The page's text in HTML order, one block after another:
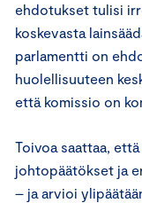
ehdotukset tulisi
koskevasta
parlamentti on
huolellisuuteen
että komissio on
Toivoa saattaa,
johtopäätökset ja
– ja arvioi